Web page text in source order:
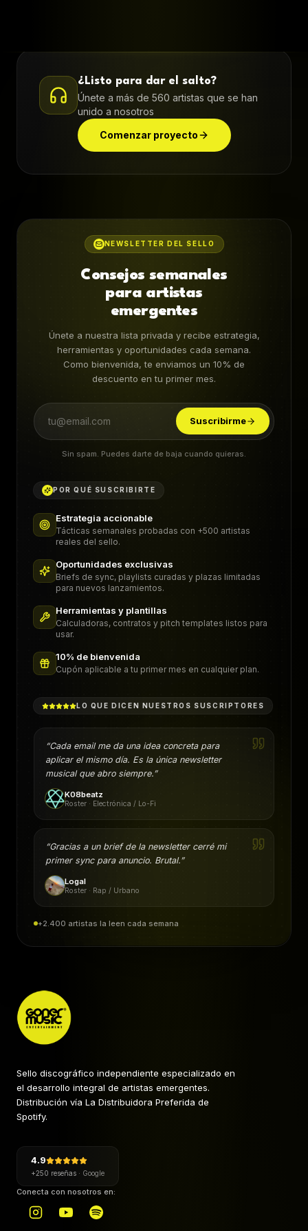
¿Listo para dar el salto?
Únete a más de 560 artistas que se han
unido a nosotros
Comenzar proyecto
POR QUÉ SUSCRIBIRTE
Estrategia accionable
Tácticas semanales probadas con +500 artistas
reales del sello.
Oportunidades exclusivas
Briefs de sync, playlists curadas y plazas limitadas
para nuevos lanzamientos.
Herramientas y plantillas
Calculadoras, contratos y pitch templates listos para
usar.
10% de bienvenida
Cupón aplicable a tu primer mes en cualquier plan.
NEWSLETTER DEL SELLO
Consejos semanales
para artistas
emergentes
Únete a nuestra lista privada y recibe estrategia,
herramientas y oportunidades cada semana.
Como bienvenida, te enviamos un 10% de
descuento en tu primer mes.
Suscribirme
Sin spam. Puedes darte de baja cuando quieras.
LO QUE DICEN NUESTROS SUSCRIPTORES
“Cada email me da una idea concreta para
aplicar el mismo día. Es la única newsletter
musical que abro siempre.”
K08beatz
Roster · Electrónica / Lo-Fi
“Gracias a un brief de la newsletter cerré mi
primer sync para anuncio. Brutal.”
Logal
Roster · Rap / Urbano
+2.400 artistas la leen cada semana
Sello discográfico independiente especializado en
el desarrollo integral de artistas emergentes.
Distribución vía La Distribuidora Preferida de
Spotify.
4.9
+250 reseñas · Google
Conecta con nosotros en: